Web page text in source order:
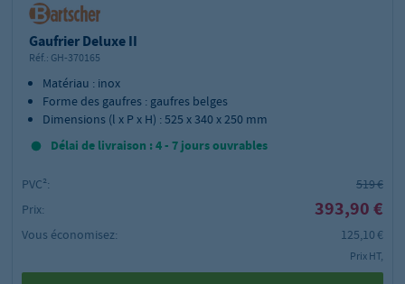
Gaufrier Deluxe II
Réf.: GH-370165
Matériau : inox
Forme des gaufres : gaufres belges
Dimensions (l x P x H) : 525 x 340 x 250 mm
Délai de livraison : 4 - 7 jours ouvrables
PVC²:
519 €
Prix:
393,90 €
Vous économisez: 125,10 €
Prix HT,